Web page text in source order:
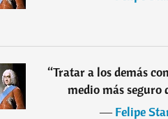
“Tratar a los demás
medio más seguro
―Felipe